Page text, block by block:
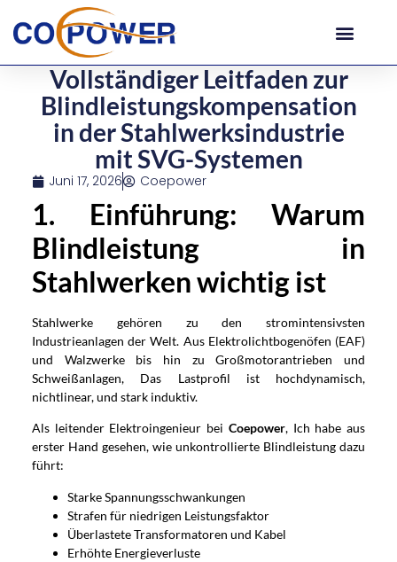
Vollständiger Leitfaden zur
Blindleistungskompensation
in der Stahlwerksindustrie
mit SVG-Systemen
Juni 17, 2026 Coepower
1. Einführung: Warum
Blindleistung in
Stahlwerken wichtig ist
Stahlwerke gehören zu den stromintensivsten
Industrieanlagen der Welt. Aus Elektrolichtbogenöfen (EAF)
und Walzwerke bis hin zu Großmotorantrieben und
Schweißanlagen, Das Lastprofil ist hochdynamisch,
nichtlinear, und stark induktiv.
Als leitender Elektroingenieur bei Coepower, Ich habe aus
erster Hand gesehen, wie unkontrollierte Blindleistung dazu
führt:
Starke Spannungsschwankungen
Strafen für niedrigen Leistungsfaktor
Überlastete Transformatoren und Kabel
Erhöhte Energieverluste